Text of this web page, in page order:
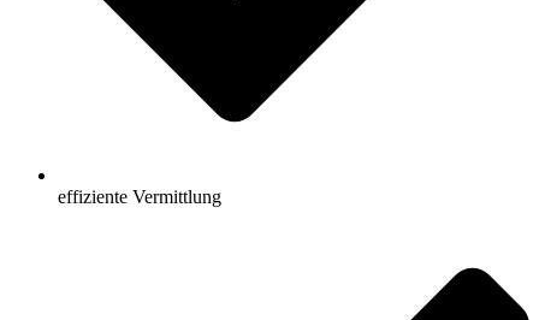
effiziente Vermittlung